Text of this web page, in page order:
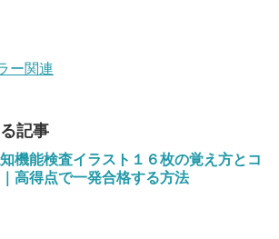
ー関連
記事
機能検査イラスト１６枚の覚え方とコ
高得点で一発合格する方法